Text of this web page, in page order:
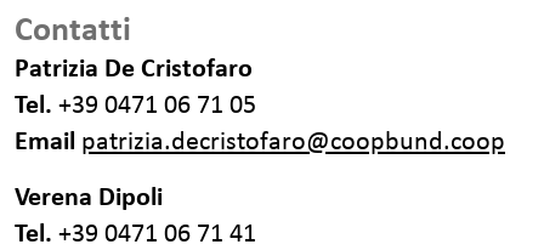
Contatti
Patrizia De Cristofaro
Tel. +39 0471 06 71 05
Email patrizia.decristofaro@coopbund.coop
Verena Dipoli
Tel. +39 0471 06 71 41